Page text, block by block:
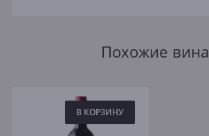
Похожие вина
В КОРЗИНУ